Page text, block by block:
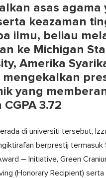
asas agama
keazaman
ilmu, beliau
ke Michigan
Amerika
mengekalkan
yang
3.72
di universiti tersebut,
berprestij termasuk
– Initiative, Green
(Honorary Recipient)